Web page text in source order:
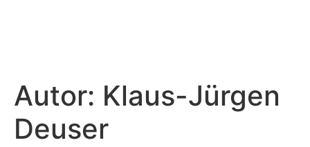
Autor: Klaus-Jürgen
Deuser